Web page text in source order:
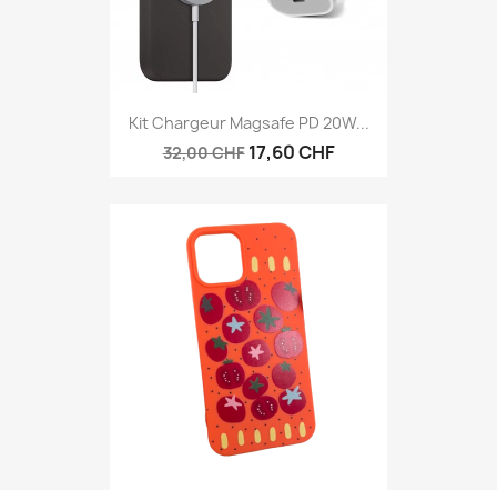
Kit Chargeur Magsafe PD 20W...
32,00 CHF 17,60 CHF